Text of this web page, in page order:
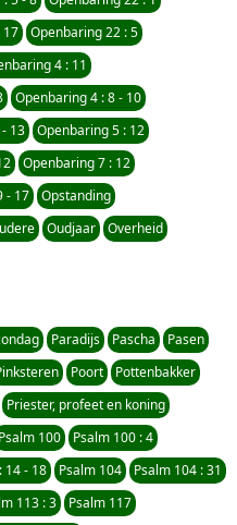
17
Openbaring 22 : 5
4 : 11
Openbaring 4 : 8 - 10
13
Openbaring 5 : 12
Openbaring 7 : 12
- 17
Opstanding
Oudjaar
Overheid
Paradijs Pascha
Pasen
Poort
Pottenbakker
Priester, profeet en koning
Psalm 100
Psalm 100 : 4
14 - 18 Psalm 104
Psalm 104 : 31
113 : 3
Psalm 117